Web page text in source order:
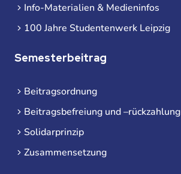
Info-Materialien & Medieninfos
100 Jahre Studentenwerk Leipzig
Semesterbeitrag
Beitragsordnung
Beitragsbefreiung und –rückzahlung
Solidarprinzip
Zusammensetzung